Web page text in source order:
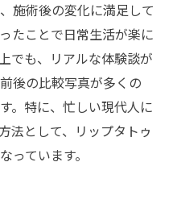
施術後の変化に満足して
たことで日常生活が楽に
でも、リアルな体験談が
後の比較写真が多くの
。特に、忙しい現代人に
法として、リップタトゥ
っています。